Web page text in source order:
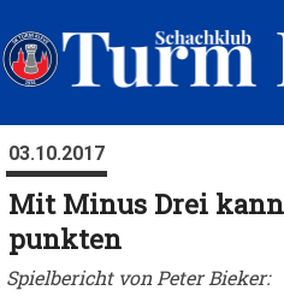
03.10.2017
Mit Minus Drei
punkten
Spielbericht von Peter Bieker: